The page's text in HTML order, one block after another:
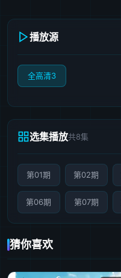
播放源
全高清3
选集播放共8集
第01期 第02期
第06期 第07期
猜你喜欢